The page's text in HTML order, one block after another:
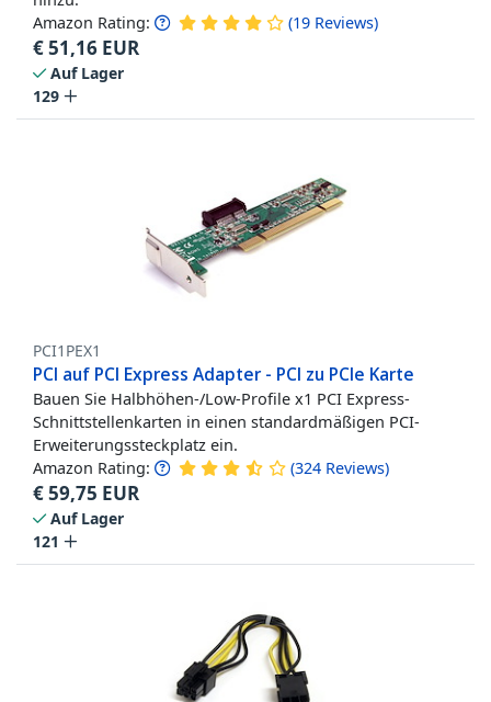
Amazon Rating: (19 Reviews)
€51,16 EUR
Auf Lager
129
PCI1PEX1
PCI auf PCI Express Adapter - PCI zu PCIe Karte
Bauen Sie Halbhöhen-/Low-Profile x1 PCI Express-
Schnittstellenkarten in einen standardmäßigen PCI-
Erweiterungssteckplatz ein.
Amazon Rating: (324 Reviews)
€59,75 EUR
Auf Lager
121